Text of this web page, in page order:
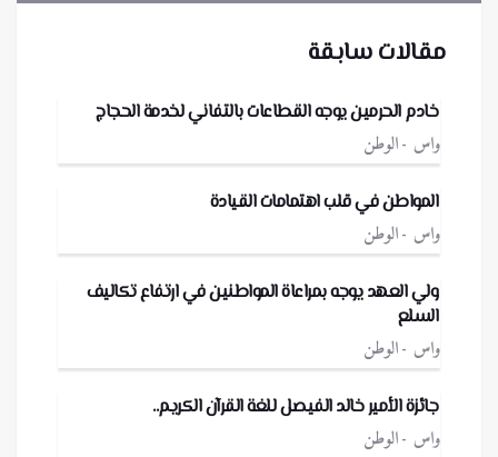
مقالات سابقة
خادم الحرمين يوجه القطاعات بالتفاني لخدمة الحجاج
واس الوطن
المواطن في قلب اهتمامات القيادة
واس الوطن
ولي العهد يوجه بمراعاة المواطنين في ارتفاع تكاليف
السلع
واس الوطن
جائزة الأمير خالد الفيصل للغة القرآن الكريم..
واس الوطن